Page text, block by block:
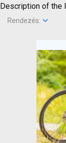
Description of the
Rendezés: